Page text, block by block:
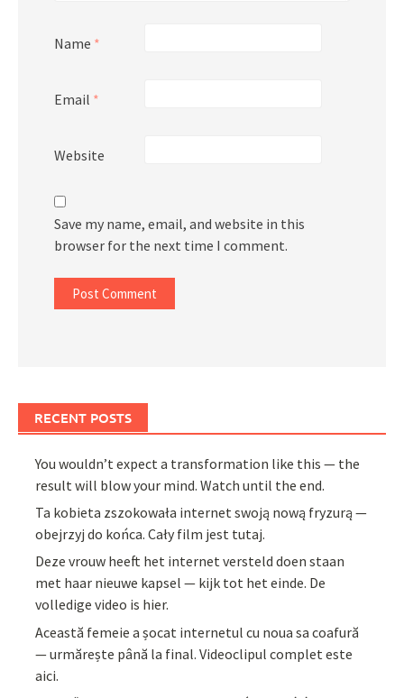
Name *
Email *
Website
Save my name, email, and website in this
browser for the next time I comment.
RECENT POSTS
You wouldn’t expect a transformation like this — the
result will blow your mind. Watch until the end.
Ta kobieta zszokowała internet swoją nową fryzurą —
obejrzyj do końca. Cały film jest tutaj.
Deze vrouw heeft het internet versteld doen staan
met haar nieuwe kapsel — kijk tot het einde. De
volledige video is hier.
Această femeie a șocat internetul cu noua sa coafură
— urmărește până la final. Videoclipul complet este
aici.